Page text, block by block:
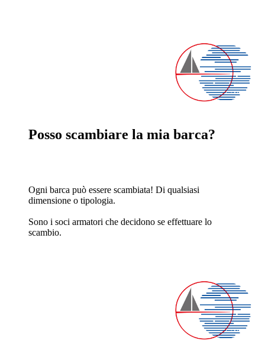
Posso scambiare la mia barca?
Ogni barca può essere scambiata! Di qualsiasi
dimensione o tipologia.
Sono i soci armatori che decidono se effettuare lo
scambio.